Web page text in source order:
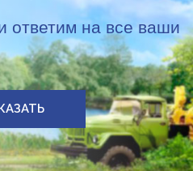
на все ваши